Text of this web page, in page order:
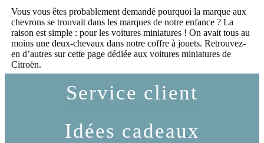
Vous vous êtes probablement demandé pourquoi la marque aux
chevrons se trouvait dans les marques de notre enfance ? La
raison est simple : pour les voitures miniatures ! On avait tous au
moins une deux-chevaux dans notre coffre à jouets. Retrouvez-
en d’autres sur cette page dédiée aux voitures miniatures de
Citroën.
Service client
Idées cadeaux